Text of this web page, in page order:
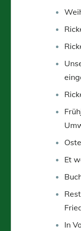
Et
In